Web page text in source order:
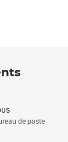
de poste